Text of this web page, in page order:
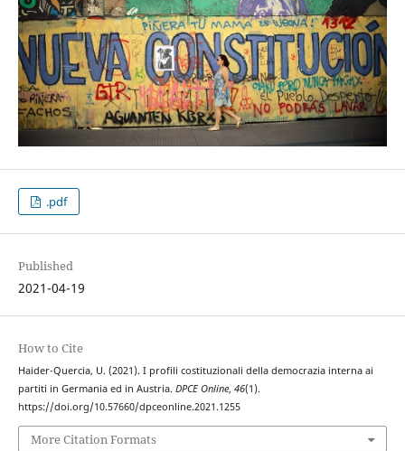
.pdf
Published
2021-04-19
How to Cite
Haider-Quercia, U. (2021). I profili costituzionali della democrazia interna ai
partiti in Germania ed in Austria. DPCE Online, 46(1).
https://doi.org/10.57660/dpceonline.2021.1255
More Citation Formats